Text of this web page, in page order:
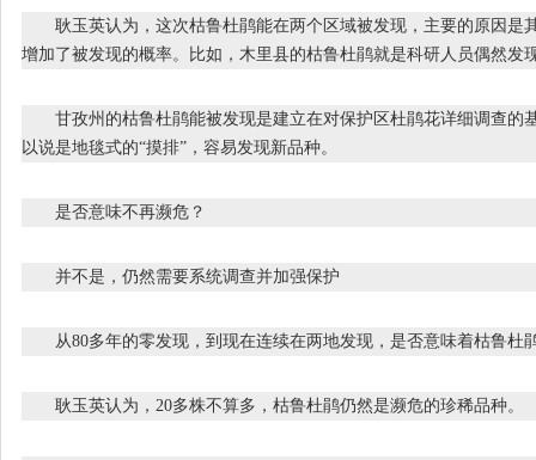
耿玉英认为，这次枯鲁杜鹃能在两个区域被发现，主要的原因是
增加了被发现的概率。比如，木里县的枯鲁杜鹃就是科研人员偶然发
甘孜州的枯鲁杜鹃能被发现是建立在对保护区杜鹃花详细调查的
以说是地毯式的“摸排”，容易发现新品种。
是否意味不再濒危？
并不是，仍然需要系统调查并加强保护
从80多年的零发现，到现在连续在两地发现，是否意味着枯鲁杜
耿玉英认为，20多株不算多，枯鲁杜鹃仍然是濒危的珍稀品种。